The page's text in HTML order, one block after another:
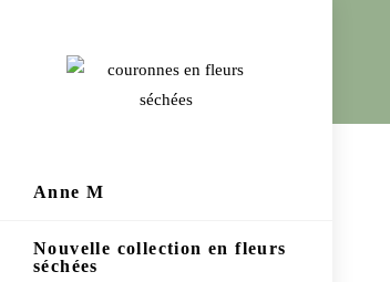
Anne M
Nouvelle collection en fleurs
séchées